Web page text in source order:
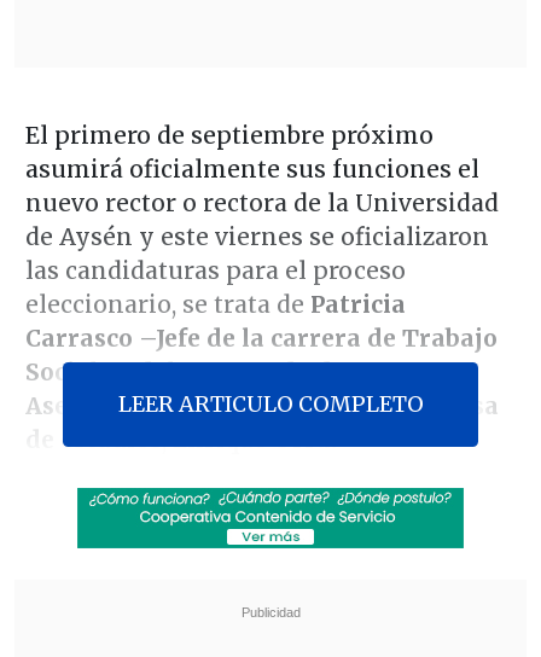
El primero de septiembre próximo
asumirá oficialmente sus funciones el
nuevo rector o rectora de la Universidad
de Aysén y este viernes se oficializaron
las candidaturas para el proceso
eleccionario, se trata de Patricia
Carrasco –Jefe de la carrera de Trabajo
Social- y del encargado de
Aseguramiento de la Calidad de la casa
de estudios,Enrique Urra.
Si bien las candidaturas serán
ratificadas el próximo 14 de julio
respaldo del cuerpo docente, Carrasco
LEER ARTICULO COMPLETO